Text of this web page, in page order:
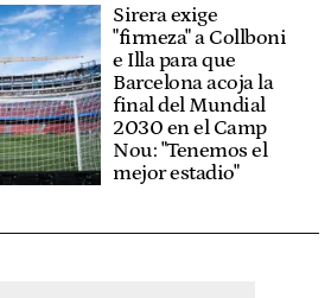
Sirera exige
"firmeza" a Collboni
e Illa para que
Barcelona acoja la
final del Mundial
2030 en el Camp
Nou: "Tenemos el
mejor estadio"